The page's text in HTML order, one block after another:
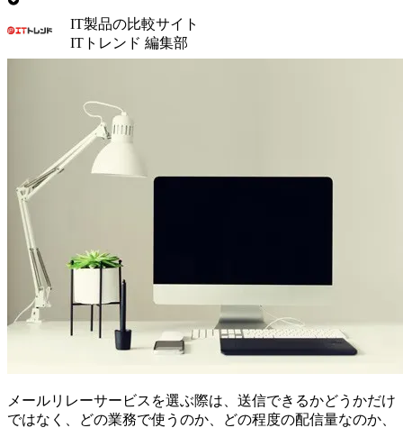
IT製品の比較サイト
ITトレンド 編集部
メールリレーサービスを選ぶ際は、送信できるかどうかだけ
ではなく、どの業務で使うのか、どの程度の配信量なのか、